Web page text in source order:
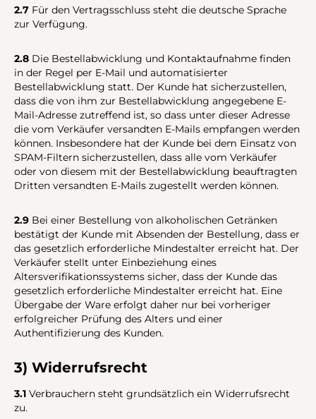
2.7 Für den Vertragsschluss steht die deutsche Sprache
zur Verfügung.
2.8 Die Bestellabwicklung und Kontaktaufnahme finden
in der Regel per E-Mail und automatisierter
Bestellabwicklung statt. Der Kunde hat sicherzustellen,
dass die von ihm zur Bestellabwicklung angegebene E-
Mail-Adresse zutreffend ist, so dass unter dieser Adresse
die vom Verkäufer versandten E-Mails empfangen werden
können. Insbesondere hat der Kunde bei dem Einsatz von
SPAM-Filtern sicherzustellen, dass alle vom Verkäufer
oder von diesem mit der Bestellabwicklung beauftragten
Dritten versandten E-Mails zugestellt werden können.
2.9 Bei einer Bestellung von alkoholischen Getränken
bestätigt der Kunde mit Absenden der Bestellung, dass er
das gesetzlich erforderliche Mindestalter erreicht hat. Der
Verkäufer stellt unter Einbeziehung eines
Altersverifikationssystems sicher, dass der Kunde das
gesetzlich erforderliche Mindestalter erreicht hat. Eine
Übergabe der Ware erfolgt daher nur bei vorheriger
erfolgreicher Prüfung des Alters und einer
Authentifizierung des Kunden.
3) Widerrufsrecht
3.1 Verbrauchern steht grundsätzlich ein Widerrufsrecht
zu.